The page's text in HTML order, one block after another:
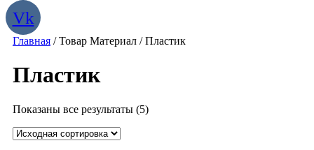
Vk
Главная / Товар Материал / Пластик
Пластик
Показаны все результаты (5)